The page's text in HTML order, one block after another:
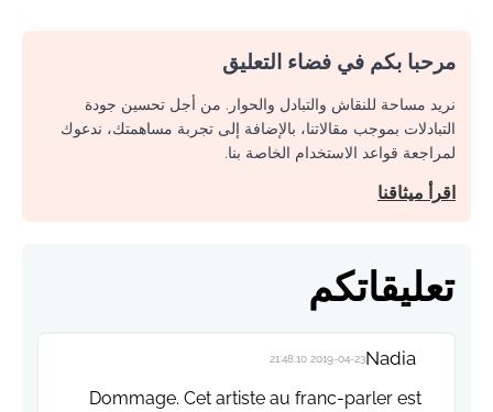
مرحبا بكم في فضاء التعليق
نريد مساحة للنقاش والتبادل والحوار. من أجل تحسين جودة
التبادلات بموجب مقالاتنا، بالإضافة إلى تجربة مساهمتك، ندعوك
لمراجعة قواعد الاستخدام الخاصة بنا.
اقرأ ميثاقنا
تعليقاتكم
Nadia
2019-04-23 21:48:10
Dommage. Cet artiste au franc-parler est